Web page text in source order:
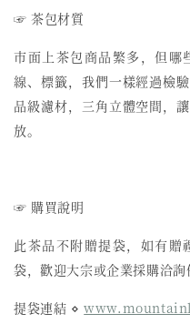
☞ 茶包材質
市面上茶包商品繁多，但哪
線、標籤，我們一樣經過檢
品級濾材，三角立體空間，
放。
☞ 購買說明
此茶品不附贈提袋，如有贈
袋，歡迎大宗或企業採購洽詢
提袋連結 ⋄